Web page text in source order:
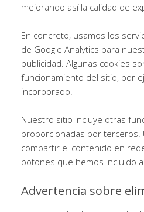
mejorando así la calidad de
En concreto, usamos los
de Google Analytics para
publicidad. Algunas cookies
funcionamiento del sitio, por
incorporado.
Nuestro sitio incluye otras
proporcionadas por terceros.
compartir el contenido en
botones que hemos incluido a
Advertencia sobre